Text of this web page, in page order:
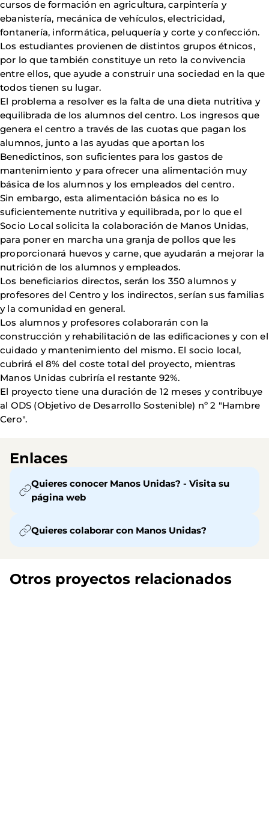
cursos de formación en agricultura, carpintería y
ebanistería, mecánica de vehículos, electricidad,
fontanería, informática, peluquería y corte y confección.
Los estudiantes provienen de distintos grupos étnicos,
por lo que también constituye un reto la convivencia
entre ellos, que ayude a construir una sociedad en la que
todos tienen su lugar.
El problema a resolver es la falta de una dieta nutritiva y
equilibrada de los alumnos del centro. Los ingresos que
genera el centro a través de las cuotas que pagan los
alumnos, junto a las ayudas que aportan los
Benedictinos, son suficientes para los gastos de
mantenimiento y para ofrecer una alimentación muy
básica de los alumnos y los empleados del centro.
Sin embargo, esta alimentación básica no es lo
suficientemente nutritiva y equilibrada, por lo que el
Socio Local solicita la colaboración de Manos Unidas,
para poner en marcha una granja de pollos que les
proporcionará huevos y carne, que ayudarán a mejorar la
nutrición de los alumnos y empleados.
Los beneficiarios directos, serán los 350 alumnos y
profesores del Centro y los indirectos, serían sus familias
y la comunidad en general.
Los alumnos y profesores colaborarán con la
construcción y rehabilitación de las edificaciones y con el
cuidado y mantenimiento del mismo. El socio local,
cubrirá el 8% del coste total del proyecto, mientras
Manos Unidas cubriría el restante 92%.
El proyecto tiene una duración de 12 meses y contribuye
al ODS (Objetivo de Desarrollo Sostenible) nº 2 "Hambre
Cero".
Enlaces
Quieres conocer Manos Unidas? - Visita su
página web
Quieres colaborar con Manos Unidas?
Otros proyectos relacionados